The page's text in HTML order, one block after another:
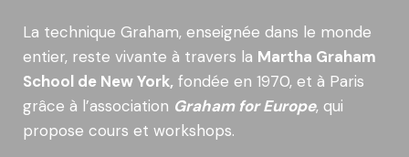
La technique Graham, enseignée dans le monde
entier, reste vivante à travers la Martha Graham
School de New York, fondée en 1970, et à Paris
grâce à l’association Graham for Europe, qui
propose cours et workshops.